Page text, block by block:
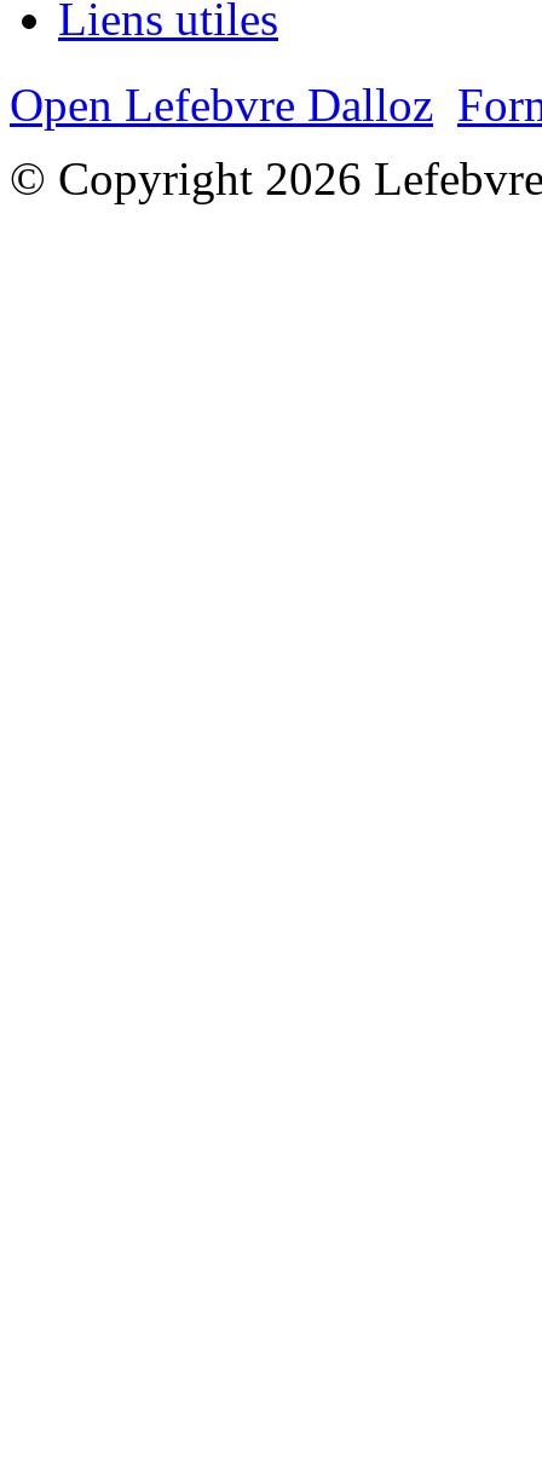
Liens utiles
Open Lefebvre Dalloz
© Copyright 2026